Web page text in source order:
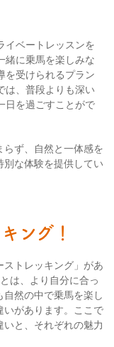
イベートレッスンを
緒に乗馬を楽しみな
を受けられるプラン
は、普段よりも深い
日を過ごすことがで
らず、自然と一体感を
な体験を提供してい
ング！
トレッキング」があ
は、より自分に合っ
然の中で乗馬を楽し
いがあります。ここで
と、それぞれの魅力